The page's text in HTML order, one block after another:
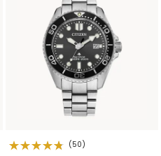
(50)